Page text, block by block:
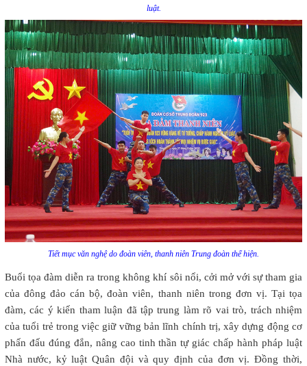
luật.
Tiết mục văn nghệ do đoàn viên, thanh niên Trung đoàn thể hiện.
Buổi tọa đàm diễn ra trong không khí sôi nổi, cởi mở với sự tham gia
của đông đảo cán bộ, đoàn viên, thanh niên trong đơn vị. Tại tọa
đàm, các ý kiến tham luận đã tập trung làm rõ vai trò, trách nhiệm
của tuổi trẻ trong việc giữ vững bản lĩnh chính trị, xây dựng động cơ
phấn đấu đúng đắn, nâng cao tinh thần tự giác chấp hành pháp luật
Nhà nước, kỷ luật Quân đội và quy định của đơn vị. Đồng thời,